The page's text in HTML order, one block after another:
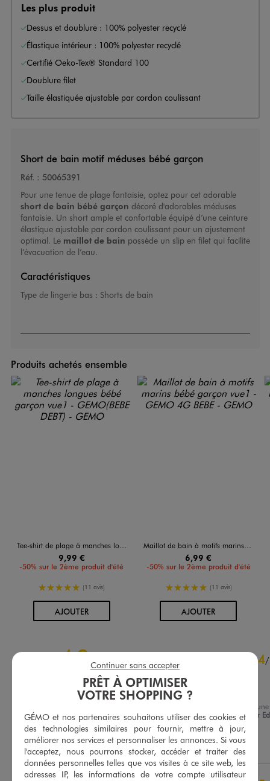
Les plus produit
Dessus et doublure : 100% polyester recyclé
Élastique intérieur : 100% polyester recyclé
Certifié Oeko-Tex® Standard 100
Doublure filet
Taille élastiquée ajustable par cordon coulissant
Short de bain motif méduses bébé garçon
Réf. : 50065391
Pour une tenue de plage fantaisie, optez pour cet adorable
short de bain bébé garçon décoré d'adorables méduses
fantaisie. Un short ample et confortable équipé d’une ceinture
élastique ajustable par cordon coulissant pour un ajustement
optimal. Le maillot de bain possède un slip en filet qui facilite
l’évacuation de l’eau.
Caractéristiques
Type de lingerie bas : Shorts de bain
Produits achetés ensemble
Tee-shirt de plage à manches longues bébé garçon
9,99 €
-50% sur le 2ème produit d'été
5/5 de moyenne
(11 avis)
AJOUTERAU PANIER
Maillot de bain à motifs marins bébé garçon
6,99 €
-50% sur le 2ème produit d'été
5/5 de moyenne
(11 avis)
AJOUTERAU PANIER
4.9/
Basé sur 18 avis soumis à un
contrôle
Voir tous les avis sur ce site
5étoiles
16
4étoiles 2
4/
Avis vérifié et récompensé
Bien
, suite à une
expérience du 18/07/2026 par
M.
Utile(0) Signaler
PRÊT À OPTIMISER
VOTRE SHOPPING ?
GÉMO et nos partenaires souhaitons utiliser des cookies et
des technologies similaires pour fournir, mettre à jour,
améliorer nos services et personnaliser les annonces. Si vous
l'acceptez, nous pourrons stocker, accéder et traiter des
données personnelles telles que vos visites à ce site web, les
adresses IP, les informations de votre compte utilisateur
Continuer sans accepter